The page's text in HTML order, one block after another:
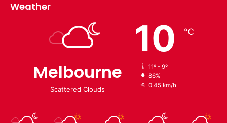
Weather
Melbourne
Scattered Clouds
10 ℃
11º - 9º
86%
0.45 km/h